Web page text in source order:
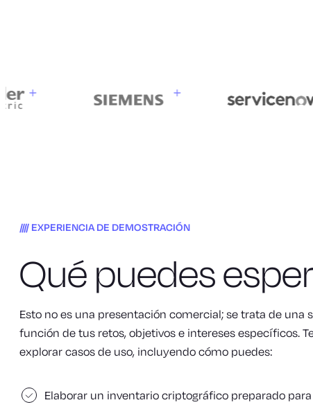
EXPERIENCIA DE DEMOSTRACIÓN
Qué puedes
Esto no es una presentación comercial; se trata de una
función de tus retos, objetivos e intereses específicos.
explorar casos de uso, incluyendo cómo puedes:
Elaborar un inventario criptográfico preparado